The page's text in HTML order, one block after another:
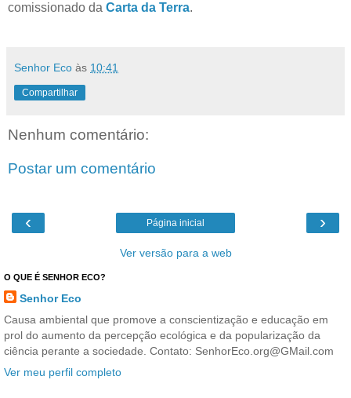
comissionado da Carta da Terra.
Senhor Eco às 10:41
Compartilhar
Nenhum comentário:
Postar um comentário
‹ ›
Página inicial
Ver versão para a web
O QUE É SENHOR ECO?
Senhor Eco
Causa ambiental que promove a conscientização e educação em
prol do aumento da percepção ecológica e da popularização da
ciência perante a sociedade. Contato: SenhorEco.org@GMail.com
Ver meu perfil completo